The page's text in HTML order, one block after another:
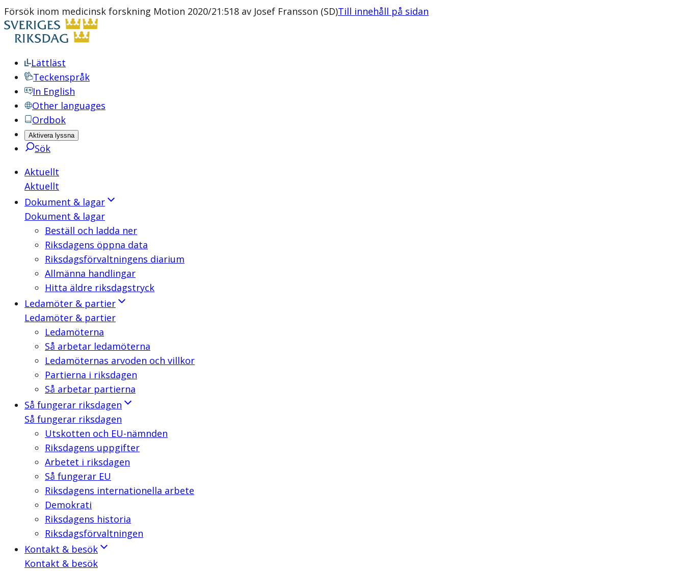
Försök inom medicinsk forskning Motion 2020/21:518 av Josef Fransson (SD)Till innehåll på sidan
Lättläst
Teckenspråk
In English
Other languages
Ordbok
Aktivera lyssna
Sök
Aktuellt
Aktuellt
Dokument & lagar
Dokument & lagar
Beställ och ladda ner
Riksdagens öppna data
Riksdagsförvaltningens diarium
Allmänna handlingar
Hitta äldre riksdagstryck
Ledamöter & partier
Ledamöter & partier
Ledamöterna
Så arbetar ledamöterna
Ledamöternas arvoden och villkor
Partierna i riksdagen
Så arbetar partierna
Så fungerar riksdagen
Så fungerar riksdagen
Utskotten och EU-nämnden
Riksdagens uppgifter
Arbetet i riksdagen
Så fungerar EU
Riksdagens internationella arbete
Demokrati
Riksdagens historia
Riksdagsförvaltningen
Kontakt & besök
Kontakt & besök